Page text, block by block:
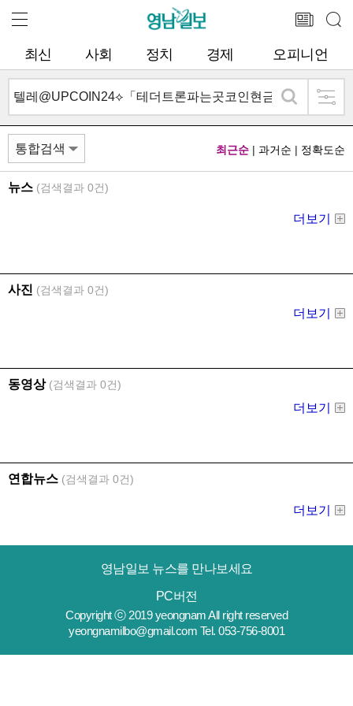
최신 사회 정치 경제 오피니언
영남일보 뉴스를 만나보세요
PC버전
Copyright ⓒ 2019 yeongnam All right reserved
yeongnamilbo@gmail.com Tel. 053-756-8001